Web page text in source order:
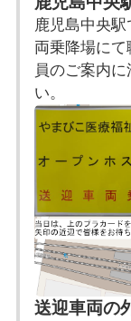
鹿児島中央
両乗降場に
員のご案内
い。
送迎車両の